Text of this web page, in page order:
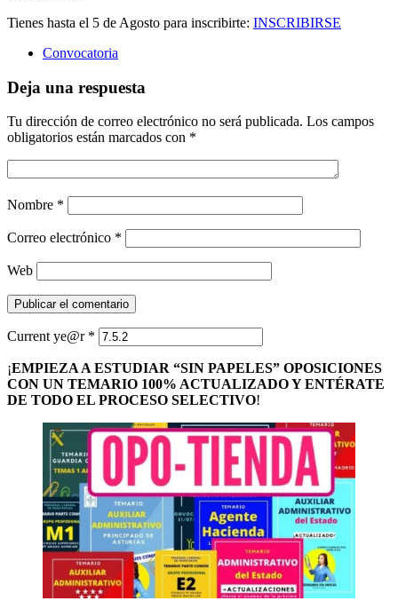
Tienes hasta el 5 de Agosto para inscribirte: INSCRIBIRSE
Convocatoria
Deja una respuesta
Tu dirección de correo electrónico no será publicada. Los campos
obligatorios están marcados con *
Nombre *
Correo electrónico *
Web
Current ye@r *
¡EMPIEZA A ESTUDIAR “SIN PAPELES” OPOSICIONES
CON UN TEMARIO 100% ACTUALIZADO Y ENTÉRATE
DE TODO EL PROCESO SELECTIVO!